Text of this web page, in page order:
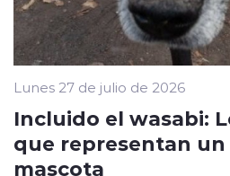
Lunes 27 de julio de 2026
Incluido el wasabi:
que representan
mascota